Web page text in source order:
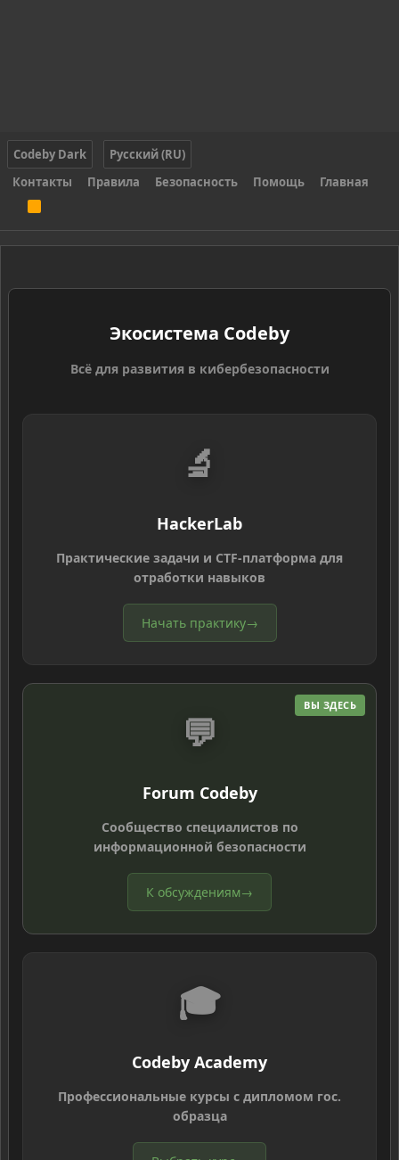
Codeby Dark
Русский (RU)
Контакты
Правила Безопасность Помощь Главная
S
Экосистема Codeby
Всё для развития в кибербезопасности
🔬
HackerLab
Практические задачи и CTF-платформа для
отработки навыков
Начать практику→
ВЫ ЗДЕСЬ
💬
Forum Codeby
Сообщество специалистов по
информационной безопасности
К обсуждениям→
🎓
Codeby Academy
Профессиональные курсы с дипломом гос.
образца